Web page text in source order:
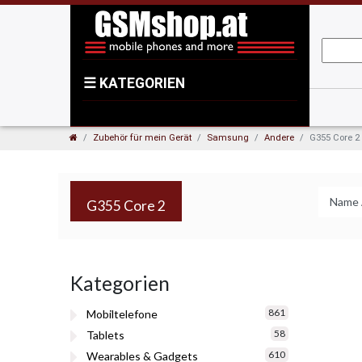
☰ KATEGORIEN
Zubehör für mein Gerät Samsung Andere G355 Core 2
G355 Core 2
Kategorien
Mobiltelefone 861
Tablets 58
Wearables & Gadgets 610